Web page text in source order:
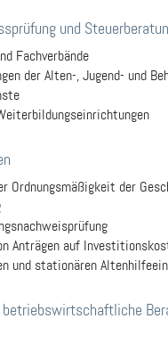
und
Fachverbände
der Alten-, Jugend- und
Ordnungsmäßigkeit der
Anträgen auf
und stationären